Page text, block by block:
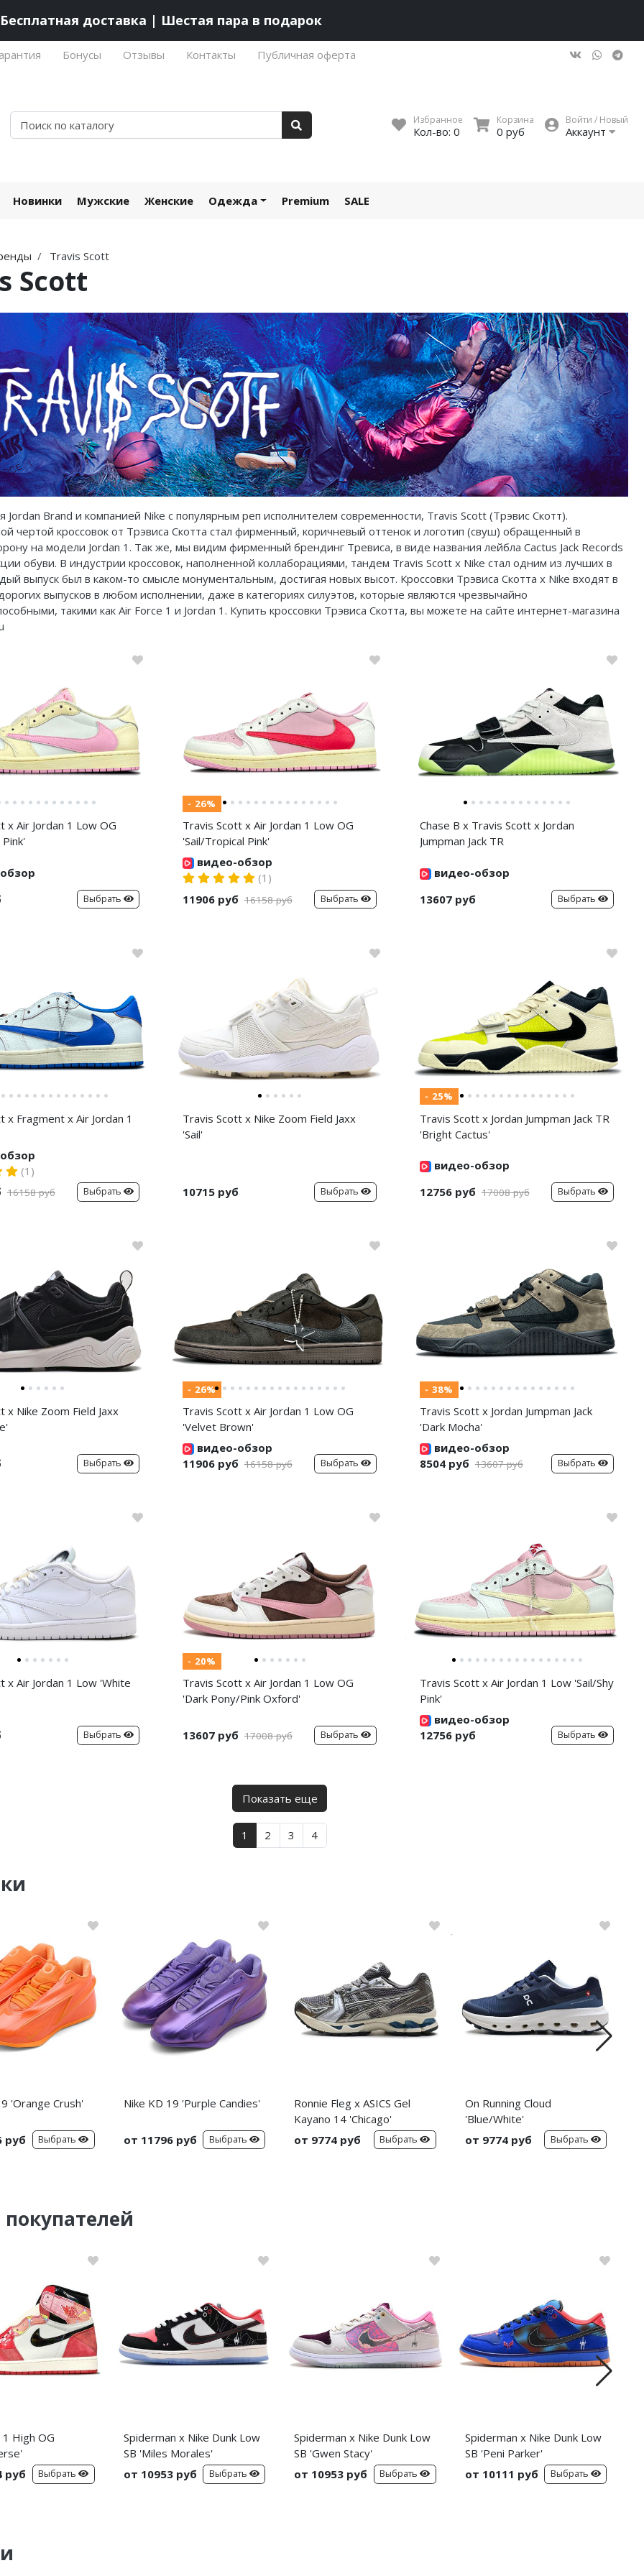
Бесплатная доставка | Шестая пара в подарок
Бонусы Отзывы Контакты Публичная оферта
Избранное
Кол-во: 0
Корзина
0 руб
Войти / Новый
Аккаунт
Новинки Мужские Женские Одежда Premium SALE
Travis Scott
Scott
Jordan Brand и компанией Nike с популярным реп исполнителем современности, Travis Scott (Трэвис Скотт).
чертой кроссовок от Трэвиса Скотта стал фирменный, коричневый оттенок и логотип (свуш) обращенный в
на модели Jordan 1. Так же, мы видим фирменный брендинг Тревиса, в виде названия лейбла Cactus Jack Records
обуви. В индустрии кроссовок, наполненной коллаборациями, тандем Travis Scott x Nike стал одним из лучших в
выпуск был в каком-то смысле монументальным, достигая новых высот. Кроссовки Трэвиса Скотта x Nike входят в
выпусков в любом исполнении, даже в категориях силуэтов, которые являются чрезвычайно
такими как Air Force 1 и Jordan 1. Купить кроссовки Трэвиса Скотта, вы можете на сайте интернет-магазина
x Air Jordan 1 Low OG
Выбрать
- 26%
Travis Scott x Air Jordan 1 Low OG
'Sail/Tropical Pink'
видео-обзор
(1)
11906 руб 16158 руб Выбрать
Chase B x Travis Scott x Jordan
Jumpman Jack TR
видео-обзор
13607 руб
Выбрать
x Fragment x Air Jordan 1
(1)
16158 руб Выбрать
Travis Scott x Nike Zoom Field Jaxx
'Sail'
10715 руб Выбрать
- 25%
Travis Scott x Jordan Jumpman Jack TR
'Bright Cactus'
видео-обзор
12756 руб 17008 руб Выбрать
x Nike Zoom Field Jaxx
Выбрать
- 26%
Travis Scott x Air Jordan 1 Low OG
'Velvet Brown'
видео-обзор
11906 руб 16158 руб Выбрать
- 38%
Travis Scott x Jordan Jumpman Jack
'Dark Mocha'
видео-обзор
8504 руб 13607 руб Выбрать
x Air Jordan 1 Low 'White
Выбрать
- 20%
Travis Scott x Air Jordan 1 Low OG
'Dark Pony/Pink Oxford'
13607 руб 17008 руб Выбрать
Travis Scott x Air Jordan 1 Low 'Sail/Shy
Pink'
видео-обзор
12756 руб
Выбрать
Показать еще
1 2 3 4
'Orange Crush'
руб Выбрать
Nike KD 19 'Purple Candies'
от 11796 руб Выбрать
Ronnie Fleg x ASICS Gel
Kayano 14 'Chicago'
от 9774 руб
Выбрать
On Running Cloud
'Blue/White'
от 9774 руб
Выбрать
1 High OG
руб
Выбрать
Spiderman x Nike Dunk Low
SB 'Miles Morales'
от 10953 руб
Выбрать
Spiderman x Nike Dunk Low
SB 'Gwen Stacy'
от 10953 руб
Выбрать
Spiderman x Nike Dunk Low
SB 'Peni Parker'
от 10111 руб
Выбрать